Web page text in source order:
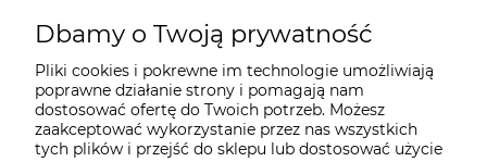
Płatności i dostawa
Wybrane Kategorie
Wybrane Marki
Dbamy o Twoją prywatność
Pliki cookies i pokrewne im technologie umożliwiają
poprawne działanie strony i pomagają nam
dostosować ofertę do Twoich potrzeb. Możesz
zaakceptować wykorzystanie przez nas wszystkich
tych plików i przejść do sklepu lub dostosować użycie